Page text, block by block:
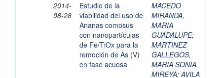
2014-
08-28
Estudio de la
viabilidad del uso de
Ananas comosus
con nanopartículas
de Fe/TiOx para la
remoción de As (V)
en fase acuosa
MACEDO
MIRANDA,
MARIA
GUADALUPE;
MARTINEZ
GALLEGOS,
MARIA SONIA
MIREYA;AVILA